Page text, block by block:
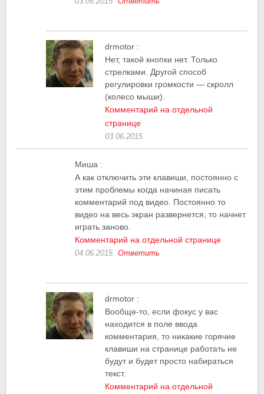
drmotor :
Нет, такой кнопки нет. Только
стрелками. Другой способ
регулировки громкости — скролл
(колесо мыши).
Комментарий на отдельной
странице
03.06.2015
Миша :
А как отключить эти клавиши, постоянно с
этим проблемы когда начиная писать
комментарий под видео. Постоянно то
видео на весь экран развернется, то начнет
играть заново.
Комментарий на отдельной странице
04.06.2015 Ответить
drmotor :
Вообще-то, если фокус у вас
находится в поле ввода
комментария, то никакие горячие
клавиши на странице работать не
будут и будет просто набираться
текст.
Комментарий на отдельной